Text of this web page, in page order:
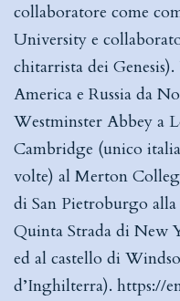
collaboratore come
University e
chitarrista dei
America e Russia da
Westminster Abbey a
Cambridge (unico
volte) al Merton
di San Pietroburgo
Quinta Strada di New
ed al castello di
d’Inghilterra). https://